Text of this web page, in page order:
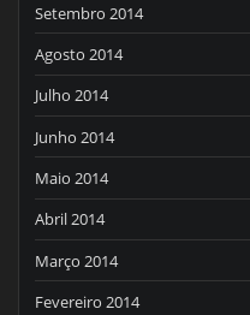
Setembro 2014
Agosto 2014
Julho 2014
Junho 2014
Maio 2014
Abril 2014
Março 2014
Fevereiro 2014